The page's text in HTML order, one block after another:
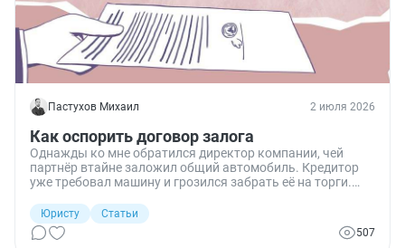
Пастухов Михаил 2 июля 2026
Как оспорить договор залога
Однажды ко мне обратился директор компании, чей
партнёр втайне заложил общий автомобиль. Кредитор
уже требовал машину и грозился забрать её на торги.
имущества, которое мне тоже принадлежит?» Я
объяснил, что такая сделка ничтожна, ведь партнёр не
имел права распоряжаться общим активом без
Юристу
Статьи
507